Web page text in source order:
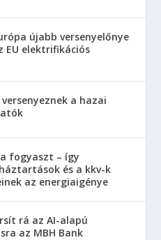
újabb versenyelőnye
elektrifikációs
a hazai
fogyaszt – így
és a kkv-k
az energiaigénye
rá az AI-alapú
az MBH Bank